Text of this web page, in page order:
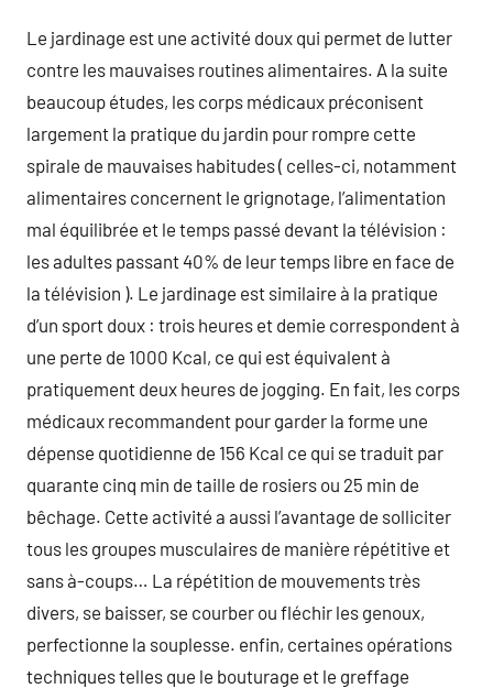
Le jardinage est une activité doux qui permet de lutter
contre les mauvaises routines alimentaires. A la suite
beaucoup études, les corps médicaux préconisent
largement la pratique du jardin pour rompre cette
spirale de mauvaises habitudes ( celles-ci, notamment
alimentaires concernent le grignotage, l’alimentation
mal équilibrée et le temps passé devant la télévision :
les adultes passant 40% de leur temps libre en face de
la télévision ). Le jardinage est similaire à la pratique
d’un sport doux : trois heures et demie correspondent à
une perte de 1000 Kcal, ce qui est équivalent à
pratiquement deux heures de jogging. En fait, les corps
médicaux recommandent pour garder la forme une
dépense quotidienne de 156 Kcal ce qui se traduit par
quarante cinq min de taille de rosiers ou 25 min de
bêchage. Cette activité a aussi l’avantage de solliciter
tous les groupes musculaires de manière répétitive et
sans à-coups… La répétition de mouvements très
divers, se baisser, se courber ou fléchir les genoux,
perfectionne la souplesse. enfin, certaines opérations
techniques telles que le bouturage et le greffage